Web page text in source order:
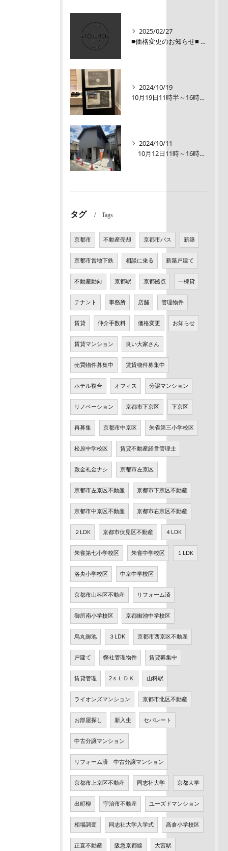
2025/02/27
■価格変更のお知らせ■ メロディーハイム三条堺町2階
2024/10/19
10月19日11時半～16時00【オープンルーム】伏見区醍醐大構町新築戸建
2024/10/11
10月12日11時～16時【オープンルーム】伏見区醍醐大構町 新築戸建て
タグ Tags
京都市 不動産売却 京都市バス 新築
京都市営地下鉄 相談に乗る 新築戸建て
不動産動向 京都駅 京都拠点 一棟貸
テナント 事務所 店舗 管理物件
賃貸 仲介手数料 価格変更 お知らせ
賃貸マンション 良い大家さん
売買物件募集中 賃貸物件募集中
ホテル複合 オフィス 分譲マンション
リノベーション 京都市下京区 下京区
再募集 京都市中京区 朱雀第三小学校区
松原中学校区 賃貸不動産経営管理士
敷金礼金ナシ 京都市左京区
京都市左京区不動産 京都市下京区不動産
京都市中京区不動産 京都市右京区不動産
２LDK 京都市伏見区不動産 ４LDK
朱雀第七小学校区 朱雀中学校区 １LDK
洛央小学校区 中京中学校区
京都市山科区不動産 リフォーム済
御所南小学校区 京都御池中学校区
烏丸御池 ３LDK 京都市西京区不動産
戸建て 弊社管理物件 賃貸募集中
賃貸管理 2ｓＬＤＫ 山科駅
ライオンズマンション 京都市北区不動産
お部屋探し 新入生 セパレート
中古分譲マンション
リフォーム済 中古分譲マンション
京都市上京区不動産 同志社大学 京都大学
出町柳 宇治市不動産 ユーズドマンション
相場調査 同志社大学入学式 高倉小学校区
正直不動産 阪急京都線 大宮駅